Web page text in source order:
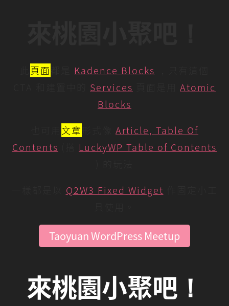
頁面 Kadence Blocks
Services
Atomic
Blocks
文章
Article, Table Of
Contents
LuckyWP Table of Contents
Q2W3 Fixed Widget
Taoyuan WordPress Meetup
來桃園小聚吧！